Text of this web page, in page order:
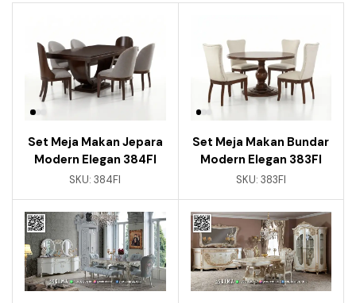
Set Meja Makan Jepara
Modern Elegan 384FI
SKU:384FI
Set Meja Makan Bundar
Modern Elegan 383FI
SKU: 383FI